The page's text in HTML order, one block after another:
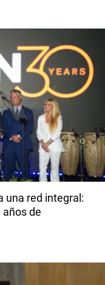
una red integral:
de